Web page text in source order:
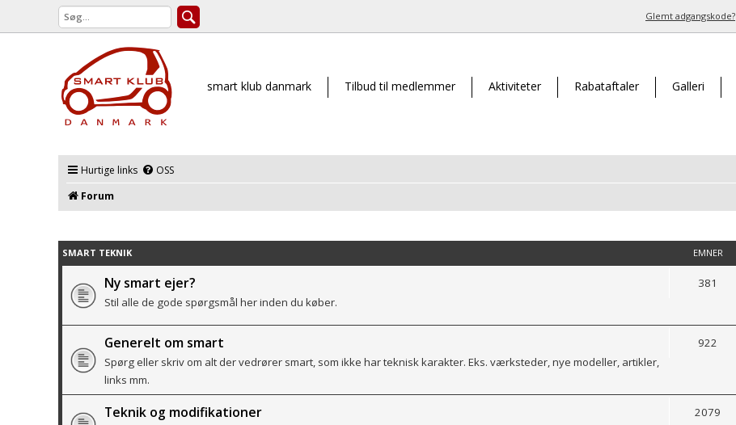
Glemt adgangskode?
smart klub danmark Tilbud til medlemmer Aktiviteter Rabataftaler Galleri
Hurtige links OSS
Forum
SMART TEKNIK EMNER
Ny smart ejer?
Stil alle de gode spørgsmål her inden du køber.
381
Generelt om smart
Spørg eller skriv om alt der vedrører smart, som ikke har teknisk karakter. Eks. værksteder, nye modeller, artikler,
links mm.
922
Teknik og modifikationer 2079